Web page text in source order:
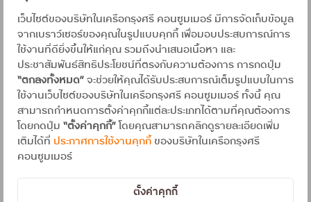
เว็บไซต์ของบริษัทในเครือกรุงศรี คอนซูมเมอร์ มีการจัดเก็บข้อมูล
จากเบราว์เซอร์ของคุณในรูปแบบคุกกี้ เพื่อมอบประสบการณ์การ
ใช้งานที่ดียิ่งขึ้นให้แก่คุณ รวมถึงนำเสนอเนื้อหา และ
ประชาสัมพันธ์สิทธิประโยชน์ที่ตรงกับความต้องการ การกดปุ่ม
“ตกลงทั้งหมด”จะช่วยให้คุณได้รับประสบการณ์เต็มรูปแบบในการ
ใช้งานเว็บไซต์ของบริษัทในเครือกรุงศรี คอนซูมเมอร์ ทั้งนี้ คุณ
สามารถกำหนดการตั้งค่าคุกกี้แต่ละประเภทได้ตามที่คุณต้องการ
โดยกดปุ่ม “ตั้งค่าคุกกี้”โดยคุณสามารถคลิกดูรายละเอียดเพิ่ม
เติมได้ที่ ประกาศการใช้งานคุกกี้ของบริษัทในเครือกรุงศรี
คอนซูมเมอร์
ตั้งค่าคุกกี้
ทำการสำรองข้อมูลสำคัญ เช่น รูปภาพ วิดีโอ และข้อมูล
ส่วนตัวอื่นๆ ไว้ในที่อื่นก่อน เพื่อป้องกันการสูญหายของ
ข้อมูลที่มีค่าและสำคัญของเรา
Lockdown Mode (โหมดล็อคดาวน์)
ผู้พัฒนาระบบมือถือได้ให้ความสำคัญด้านความปลอดภัย
และภัยคุกคามจากไซเบอร์ ทั้งระบบปฏิบัติการจาก iOS และ
Android ที่มีฟีเจอร์การรักษา “ความปลอดภัยขั้นสูง”
ปกป้องอุปกรณ์จากการโจมตีทางไซเบอร์ด้วย "โหมดล็อก
ดาวน์" ที่จะทำหน้าที่ป้องกันอุปกรณ์จากภัยคุกคามที่มุ่ง